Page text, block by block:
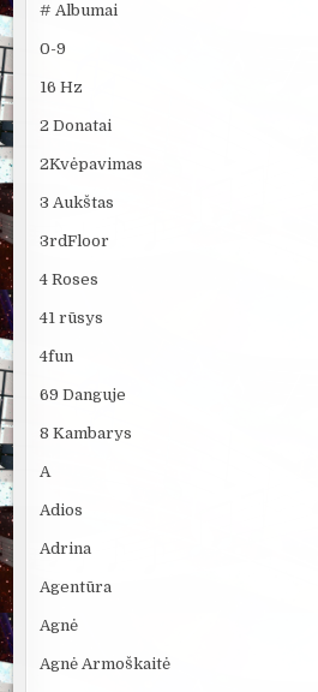
# Albumai
0-9
16 Hz
2 Donatai
2Kvėpavimas
3 Aukštas
3rdFloor
4 Roses
41 rūsys
4fun
69 Danguje
8 Kambarys
A
Adios
Adrina
Agentūra
Agnė
Agnė Armoškaitė